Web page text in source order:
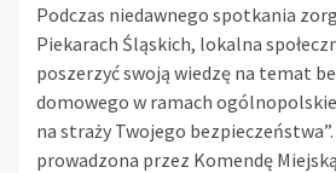
Podczas niedawnego spotkania
Piekarach Śląskich, lokalna
poszerzyć swoją wiedzę na temat
domowego w ramach
na straży Twojego
prowadzona przez Komendę